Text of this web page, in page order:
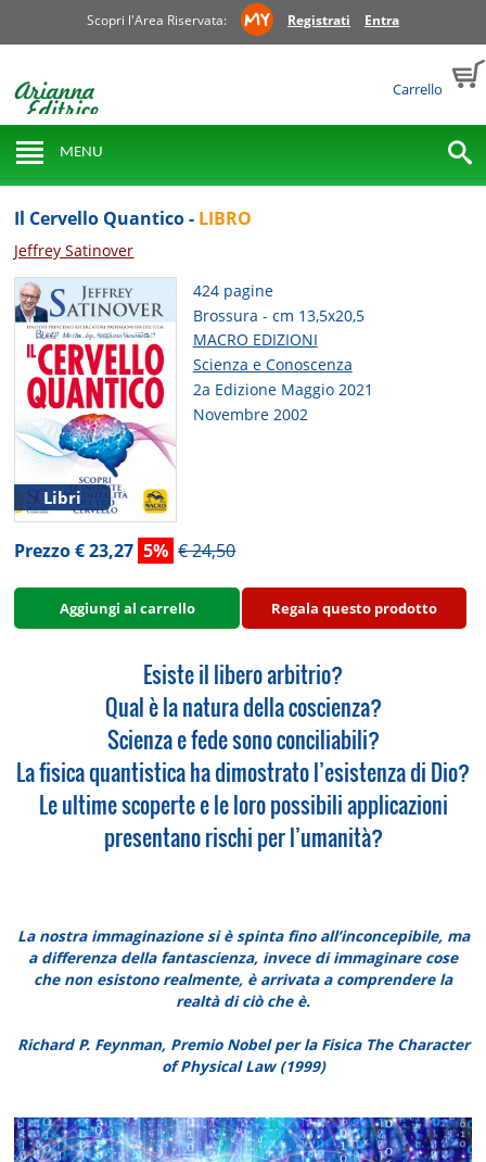
Scopri l'Area Riservata: Registrati Entra
Carrello
MENU
Il Cervello Quantico - LIBRO
Jeffrey Satinover
Libri
424 pagine
Brossura - cm 13,5x20,5
MACRO EDIZIONI
Scienza e Conoscenza
2a Edizione Maggio 2021
Novembre 2002
Prezzo € 23,27 5% € 24,50
Aggiungi al carrello Regala questo prodotto
Esiste il libero arbitrio?
Qual è la natura della coscienza?
Scienza e fede sono conciliabili?
La fisica quantistica ha dimostrato l’esistenza di Dio?
Le ultime scoperte e le loro possibili applicazioni
presentano rischi per l’umanità?
La nostra immaginazione si è spinta fino all’inconcepibile, ma
a differenza della fantascienza, invece di immaginare cose
che non esistono realmente, è arrivata a comprendere la
realtà di ciò che è.
Richard P. Feynman, Premio Nobel per la Fisica The Character
of Physical Law (1999)